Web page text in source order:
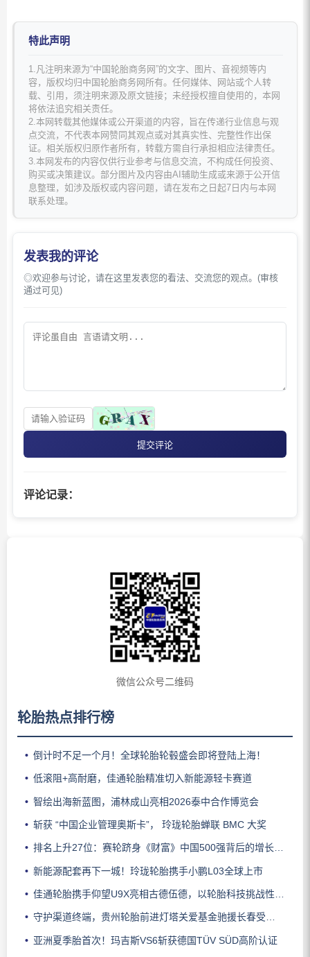
特此声明
1.凡注明来源为“中国轮胎商务网”的文字、图片、音视频等内
容，版权均归中国轮胎商务网所有。任何媒体、网站或个人转
载、引用，须注明来源及原文链接；未经授权擅自使用的，本网
将依法追究相关责任。
2.本网转载其他媒体或公开渠道的内容，旨在传递行业信息与观
点交流，不代表本网赞同其观点或对其真实性、完整性作出保
证。相关版权归原作者所有，转载方需自行承担相应法律责任。
3.本网发布的内容仅供行业参考与信息交流，不构成任何投资、
购买或决策建议。部分图片及内容由AI辅助生成或来源于公开信
息整理，如涉及版权或内容问题，请在发布之日起7日内与本网
联系处理。
发表我的评论
◎欢迎参与讨论，请在这里发表您的看法、交流您的观点。(审核
通过可见)
提交评论
评论记录：
微信公众号二维码
轮胎热点排行榜
倒计时不足一个月！全球轮胎轮毂盛会即将登陆上海！
低滚阻+高耐磨，佳通轮胎精准切入新能源轻卡赛道
智绘出海新蓝图，浦林成山亮相2026泰中合作博览会
斩获 “中国企业管理奥斯卡”， 玲珑轮胎蝉联 BMC 大奖
排名上升27位：赛轮跻身《财富》中国500强背后的增长逻辑
新能源配套再下一城！玲珑轮胎携手小鹏L03全球上市
佳通轮胎携手仰望U9X亮相古德伍德，以轮胎科技挑战性能边界
守护渠道终端，贵州轮胎前进灯塔关爱基金驰援长春受灾门店
亚洲夏季胎首次！玛吉斯VS6斩获德国TÜV SÜD高阶认证